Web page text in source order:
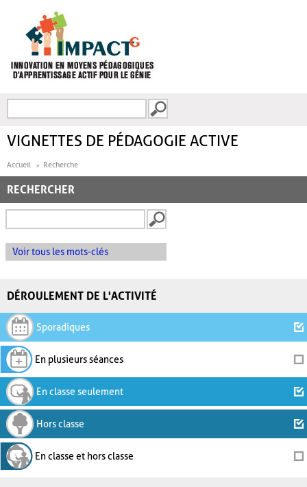
FORMULAIRE DE
VIGNETTES DE PÉDAGOGIE ACTIVE
Accueil Recherche
RECHERCHER
Voir tous les mots-clés
DÉROULEMENT DE L'ACTIVITÉ
Sporadiques
En plusieurs séances
En classe seulement
Hors classe
En classe et hors classe